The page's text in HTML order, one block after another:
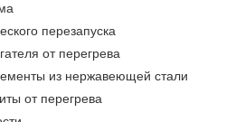
перезапуска
от перегрева
из нержавеющей стали
от перегрева